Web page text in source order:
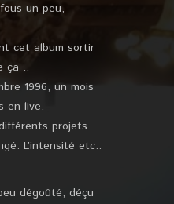
un peu,
cet album sortir
ça ..
1996, un mois
en live.
projets
L’intensité etc..
dégoûté, déçu